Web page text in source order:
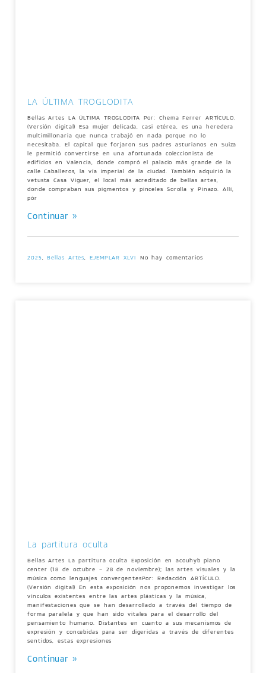
LA ÚLTIMA TROGLODITA
Bellas Artes LA ÚLTIMA TROGLODITA Por: Chema Ferrer ARTÍCULO.
(Versión digital) Esa mujer delicada, casi etérea, es una heredera
multimillonaria que nunca trabajó en nada porque no lo
necesitaba. El capital que forjaron sus padres asturianos en Suiza
le permitió convertirse en una afortunada coleccionista de
edificios en Valencia, donde compró el palacio más grande de la
calle Caballeros, la vía imperial de la ciudad. También adquirió la
vetusta Casa Viguer, el local más acreditado de bellas artes,
donde compraban sus pigmentos y pinceles Sorolla y Pinazo. Allí,
pòr
Continuar »
2025 ,Bellas Artes ,EJEMPLAR XLVI No hay comentarios
La partitura oculta
Bellas Artes La partitura oculta Exposición en acouhyb piano
center (18 de octubre – 28 de noviembre); las artes visuales y la
música como lenguajes convergentesPor: Redacción ARTÍCULO.
(Versión digital) En esta exposición nos proponemos investigar los
vínculos existentes entre las artes plásticas y la música,
manifestaciones que se han desarrollado a través del tiempo de
forma paralela y que han sido vitales para el desarrollo del
pensamiento humano. Distantes en cuanto a sus mecanismos de
expresión y concebidas para ser digeridas a través de diferentes
sentidos, estas expresiones
Continuar »